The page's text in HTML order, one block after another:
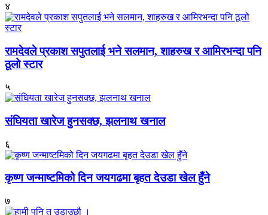
४
रामदेवले प्रकाश सपुतलाई भने सलमान, शाहरुख र आमिरभन्दा पनि
ठूलो स्टार
५
संघियता खारेज हुनसक्छ, झलनाथ खनाल
६
कृष्ण जन्माष्टमिको दिन जयगढमा बृहत देउडा खेल हुँने
७